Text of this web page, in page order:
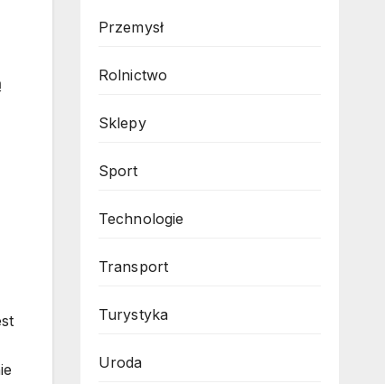
Przemysł
Rolnictwo
Sklepy
Sport
Technologie
Transport
Turystyka
Uroda